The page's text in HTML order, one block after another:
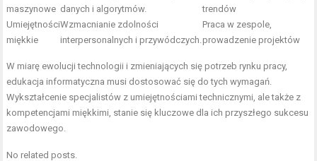
maszynowe danych i algorytmów.
trendów
Umiejętności
miękkie
Wzmacnianie zdolności
interpersonalnych i przywódczych.
Praca w zespole,
prowadzenie projektów
W miarę ewolucji technologii i zmieniających się potrzeb rynku pracy,
edukacja informatyczna musi dostosować się do tych wymagań.
Wykształcenie specjalistów z umiejętnościami technicznymi, ale także z
kompetencjami miękkimi, stanie się kluczowe dla ich przyszłego sukcesu
zawodowego.
No related posts.